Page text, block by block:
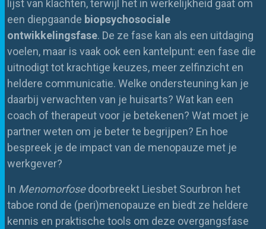
lijst van klachten, terwijl het in werkelijkheid gaat om
een diepgaande biopsychosociale
ontwikkelingsfase. De ze fase kan als een uitdaging
voelen, maar is vaak ook een kantelpunt: een fase die
uitnodigt tot krachtige keuzes, meer zelfinzicht en
heldere communicatie. Welke ondersteuning kan je
daarbij verwachten van je huisarts? Wat kan een
coach of therapeut voor je betekenen? Wat moet je
partner weten om je beter te begrijpen? En hoe
bespreek je de impact van de menopauze met je
werkgever?
In Menomorfosedoorbreekt Liesbet Sourbron het
taboe rond de (peri)menopauze en biedt ze heldere
kennis en praktische tools om deze overgangsfase